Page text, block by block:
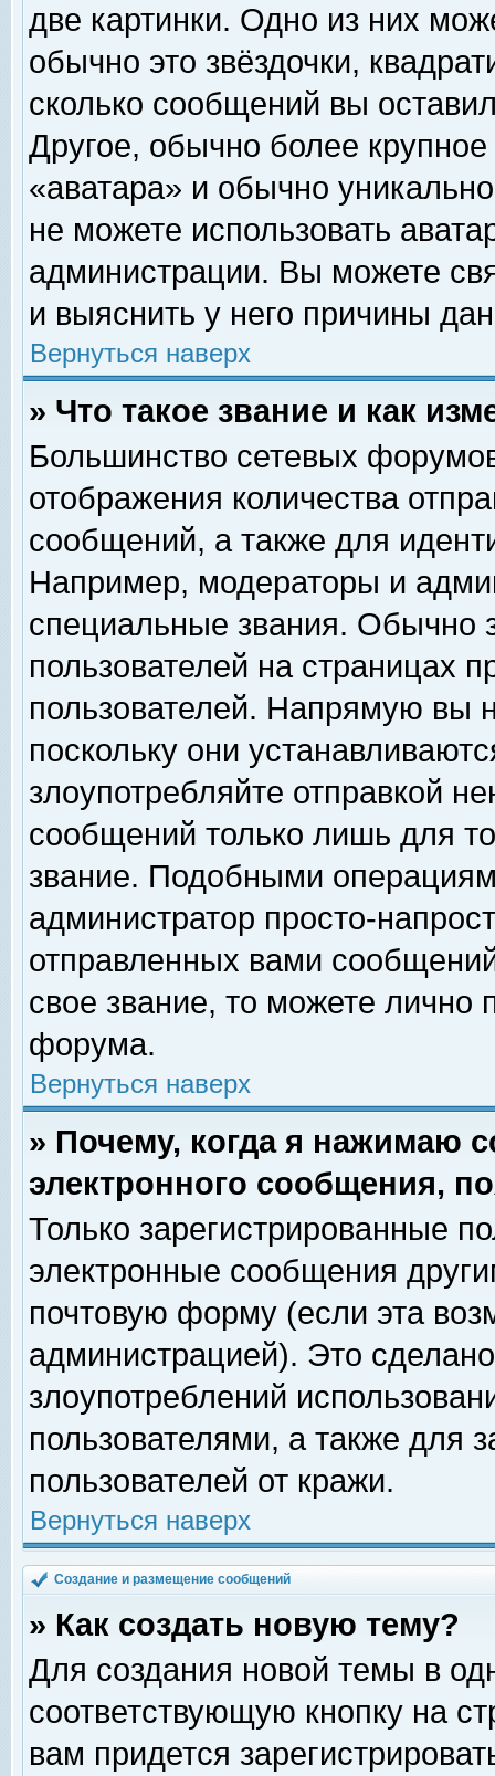
две картинки. Одно из них
обычно это звёздочки,
сколько сообщений вы
Другое, обычно более
«аватара» и обычно
не можете использовать
администрации. Вы можете
и выяснить у него причины
Вернуться наверх
» Что такое звание и как
Большинство сетевых
отображения количества
сообщений, а также для
Например, модераторы и
специальные звания. Обычно
пользователей на страницах
пользователей. Напрямую вы
поскольку они
злоупотребляйте отправкой
сообщений только лишь для
звание. Подобными
администратор просто-
отправленных вами
свое звание, то можете лично
форума.
Вернуться наверх
» Почему, когда я нажимаю
электронного сообщения,
Только зарегистрированные
электронные сообщения
почтовую форму (если эта
администрацией). Это
злоупотреблений
пользователями, а также для
пользователей от кражи.
Вернуться наверх
Создание и размещение сообщений
» Как создать новую тему?
Для создания новой темы в
соответствующую кнопку на
вам придется